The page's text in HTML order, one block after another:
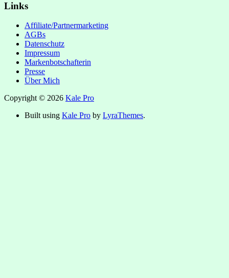
Links
Affiliate/Partnermarketing
AGBs
Datenschutz
Impressum
Markenbotschafterin
Presse
Über Mich
Copyright © 2026 Kale Pro
Built using Kale Pro by LyraThemes.